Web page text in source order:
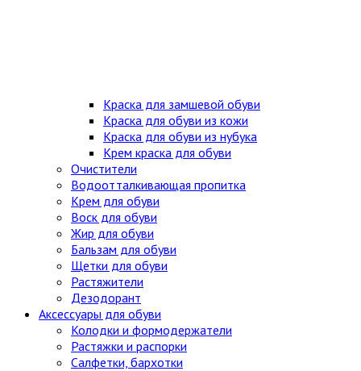
Краска для замшевой обуви
Краска для обуви из кожи
Краска для обуви из нубука
Крем краска для обуви
Очистители
Водоотталкивающая пропитка
Крем для обуви
Воск для обуви
Жир для обуви
Бальзам для обуви
Щетки для обуви
Растяжители
Дезодорант
Аксессуары для обуви
Колодки и формодержатели
Растяжки и распорки
Салфетки, бархотки